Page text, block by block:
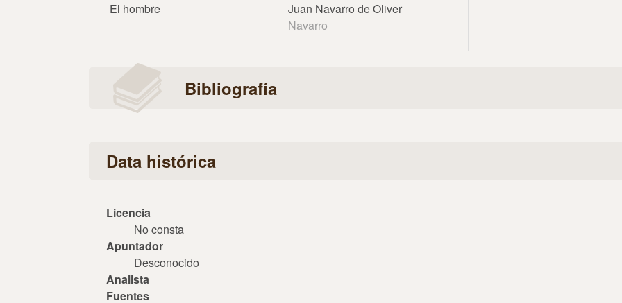
El hombre
Juan Navarro de Oliver
Navarro
Bibliografía
Data histórica
Licencia
No consta
Apuntador
Desconocido
Analista
Fuentes